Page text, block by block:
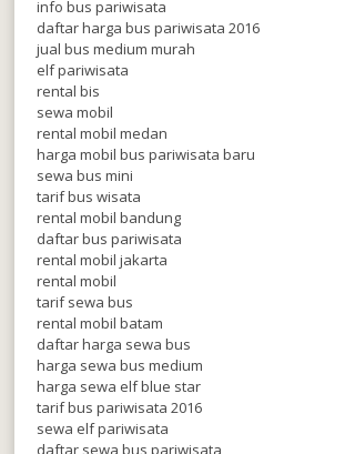
info bus pariwisata
daftar harga bus pariwisata 2016
jual bus medium murah
elf pariwisata
rental bis
sewa mobil
rental mobil medan
harga mobil bus pariwisata baru
sewa bus mini
tarif bus wisata
rental mobil bandung
daftar bus pariwisata
rental mobil jakarta
rental mobil
tarif sewa bus
rental mobil batam
daftar harga sewa bus
harga sewa bus medium
harga sewa elf blue star
tarif bus pariwisata 2016
sewa elf pariwisata
daftar sewa bus pariwisata